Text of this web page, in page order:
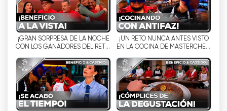
masih banyak lagi.
TV Azteca Guate adalah perusahaan yang
berkomitmen untuk pengembangan wilayah,
itulah sebabnya ia menawarkan pemirsanya
program berkualitas, dengan konten yang
mempromosikan pendidikan, budaya, ilmu
pengetahuan dan teknologi. Saluran ini juga
mendukung produksi lokal, termasuk program
yang diproduksi secara nasional, serta produksi
¡GRAN SORPRESA DE LA NOCHE
CON LOS GANADORES DEL RETO!
¡UN RETO NUNCA ANTES VISTO
EN LA COCINA DE MASTERCHEF!